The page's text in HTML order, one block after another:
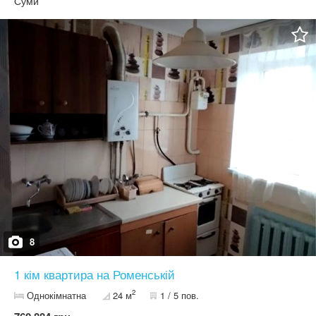
8
1 кім квартира на Роменській
Однокімнатна 24 м2 1 / 5 пов.